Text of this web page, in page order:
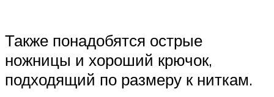
Также понадобятся острые
ножницы и хороший крючок,
подходящий по размеру к ниткам.